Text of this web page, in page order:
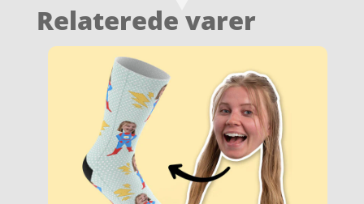
Relaterede varer